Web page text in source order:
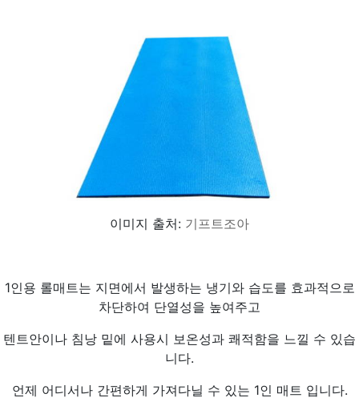
이미지 출처: 기프트조아
1인용 롤매트는 지면에서 발생하는 냉기와 습도를 효과적으로
차단하여 단열성을 높여주고
텐트안이나 침낭 밑에 사용시 보온성과 쾌적함을 느낄 수 있습
니다.
언제 어디서나 간편하게 가져다닐 수 있는 1인 매트 입니다.